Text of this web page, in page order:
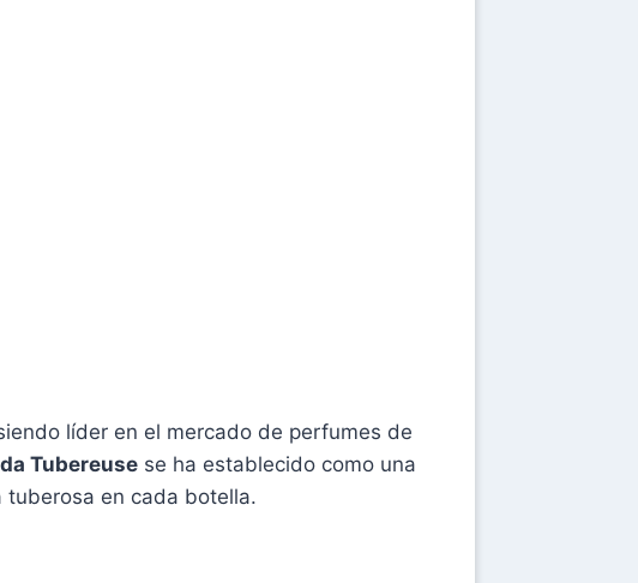
líder en el mercado de perfumes de
Tubereuse se ha establecido como una
tuberosa en cada botella.